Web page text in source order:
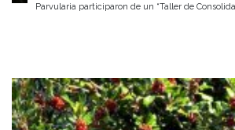
Parvularia participaron de un “Taller de